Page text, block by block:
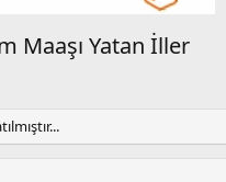
Maaşı Yatan İller